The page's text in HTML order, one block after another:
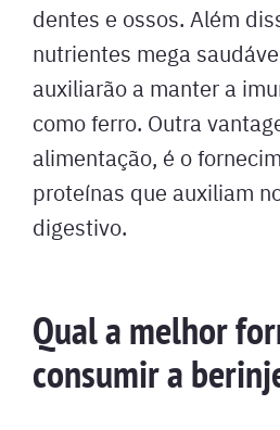
dentes e ossos. Além
nutrientes mega
auxiliarão a manter a
como ferro. Outra
alimentação, é o
proteínas que auxiliam
digestivo.
Qual a melhor
consumir a